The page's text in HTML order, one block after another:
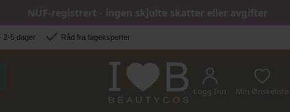
NUF-registrert - ingen skjulte skatter eller avgifter
2-5 dager Råd fra fageksperter
Logg Inn Min Ønskeliste